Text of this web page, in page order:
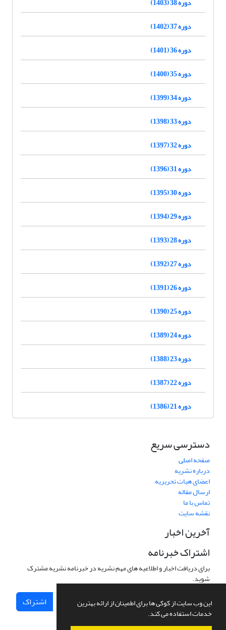
این وب سایت از کوکی ها برای اطمینان از ارائه بهترین
خدمات استفاده می کند.
دوره 37 (1402)
دوره 36 (1401)
دوره 35 (1400)
دوره 34 (1399)
دوره 33 (1398)
دوره 32 (1397)
دوره 31 (1396)
دوره 30 (1395)
دوره 29 (1394)
دوره 28 (1393)
دوره 27 (1392)
دوره 26 (1391)
دوره 25 (1390)
دوره 24 (1389)
دوره 23 (1388)
دوره 22 (1387)
دوره 21 (1386)
دسترسی سریع
صفحه اصلی
درباره نشریه
اعضای هیات تحریریه
ارسال مقاله
تماس با ما
نقشه سایت
آخرین اخبار
اشتراک خبرنامه
برای دریافت اخبار و اطلاعیه های مهم نشریه در خبرنامه نشریه مشترک
شوید.
اشتراک